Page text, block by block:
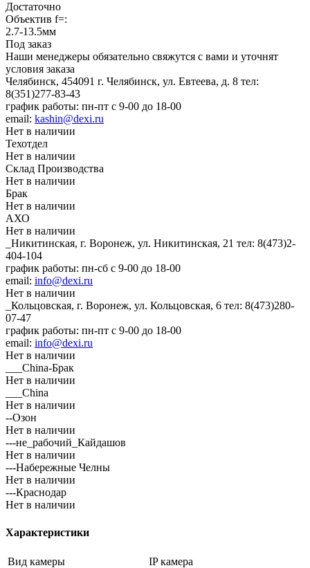
Достаточно
Объектив f=:
2.7-13.5мм
Под заказ
Наши менеджеры обязательно свяжутся с вами и уточнят
условия заказа
Челябинск, 454091 г. Челябинск, ул. Евтеева, д. 8 тел:
8(351)277-83-43
график работы: пн-пт с 9-00 до 18-00
email: kashin@dexi.ru
Нет в наличии
Техотдел
Нет в наличии
Склад Производства
Нет в наличии
Брак
Нет в наличии
АХО
Нет в наличии
_Никитинская, г. Воронеж, ул. Никитинская, 21 тел: 8(473)2-
404-104
график работы: пн-сб с 9-00 до 18-00
email: info@dexi.ru
Нет в наличии
_Кольцовская, г. Воронеж, ул. Кольцовская, 6 тел: 8(473)280-
07-47
график работы: пн-пт с 9-00 до 18-00
email: info@dexi.ru
Нет в наличии
___China-Брак
Нет в наличии
___China
Нет в наличии
--Озон
Нет в наличии
---не_рабочий_Кайдашов
Нет в наличии
---Набережные Челны
Нет в наличии
---Краснодар
Нет в наличии
Характеристики
Вид камеры
IP камера